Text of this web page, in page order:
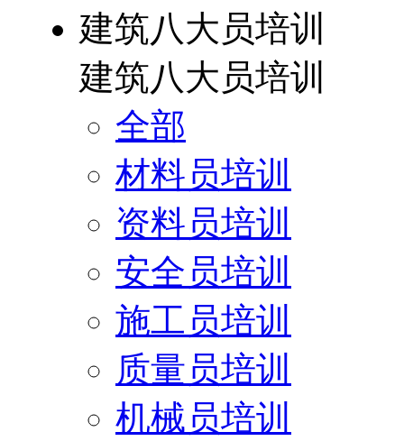
建筑八大员培训
建筑八大员培训
全部
材料员培训
资料员培训
安全员培训
施工员培训
质量员培训
机械员培训